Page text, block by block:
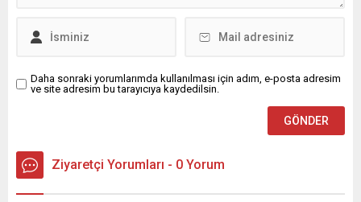
Daha sonraki yorumlarımda kullanılması için adım, e-posta adresim
ve site adresim bu tarayıcıya kaydedilsin.
Ziyaretçi Yorumları - 0 Yorum